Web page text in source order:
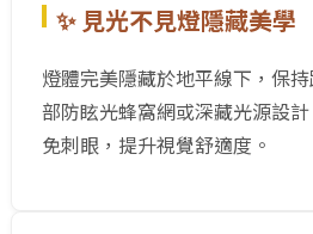
✨ 見光不見燈隱藏美學
燈體完美隱藏於地平線下，保
部防眩光蜂窩網或深藏光源設
免刺眼，提升視覺舒適度。